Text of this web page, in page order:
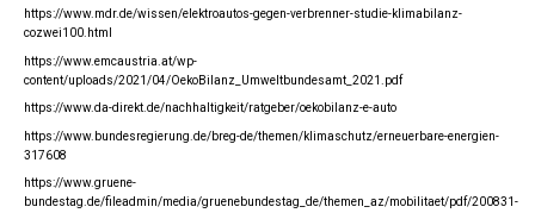
https://www.mdr.de/wissen/elektroautos-gegen-verbrenner-studie-klimabilanz-
cozwei100.html
https://www.emcaustria.at/wp-
content/uploads/2021/04/OekoBilanz_Umweltbundesamt_2021.pdf
https://www.da-direkt.de/nachhaltigkeit/ratgeber/oekobilanz-e-auto
https://www.bundesregierung.de/breg-de/themen/klimaschutz/erneuerbare-energien-
317608
https://www.gruene-
bundestag.de/fileadmin/media/gruenebundestag_de/themen_az/mobilitaet/pdf/200831-